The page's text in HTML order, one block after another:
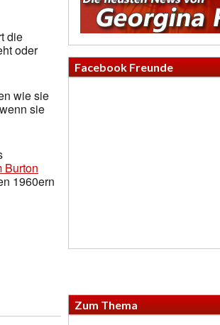
die
oder
wie sie
sie
Burton
1960ern
Facebook Freunde
Zum Thema